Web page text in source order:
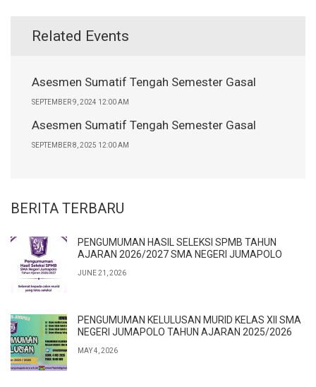
Related Events
Asesmen Sumatif Tengah Semester Gasal
SEPTEMBER 9, 2024 12:00 AM
Asesmen Sumatif Tengah Semester Gasal
SEPTEMBER 8, 2025 12:00 AM
BERITA TERBARU
PENGUMUMAN HASIL SELEKSI SPMB TAHUN
AJARAN 2026/2027 SMA NEGERI JUMAPOLO
JUNE 21, 2026
PENGUMUMAN KELULUSAN MURID KELAS XII SMA
NEGERI JUMAPOLO TAHUN AJARAN 2025/2026
MAY 4, 2026